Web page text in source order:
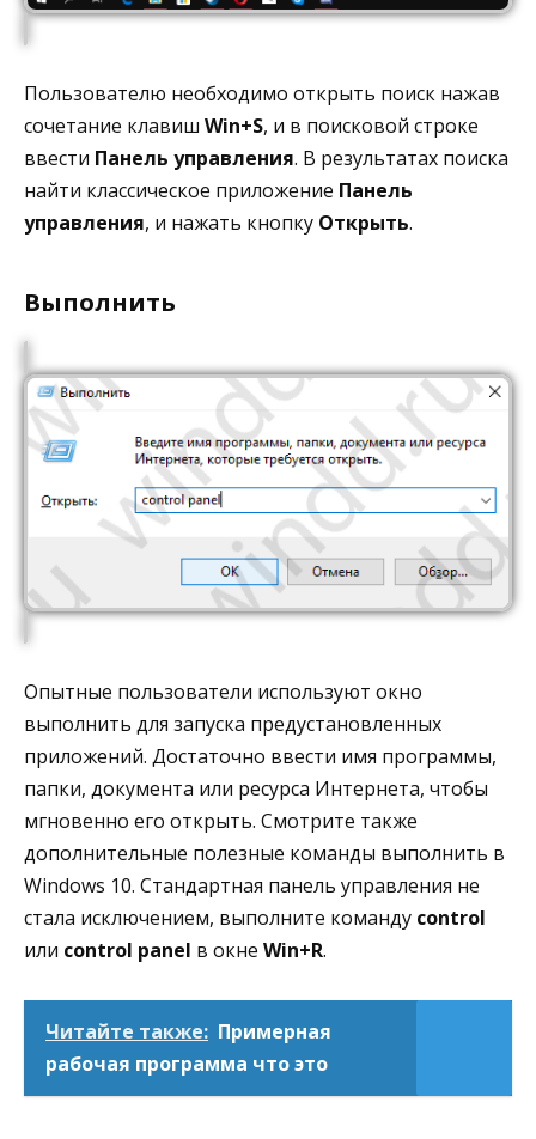
Пользователю необходимо открыть поиск нажав
сочетание клавиш Win+S, и в поисковой строке
ввести Панель управления. В результатах поиска
найти классическое приложение Панель
управления, и нажать кнопку Открыть.
Выполнить
Опытные пользователи используют окно
выполнить для запуска предустановленных
приложений. Достаточно ввести имя программы,
папки, документа или ресурса Интернета, чтобы
мгновенно его открыть. Смотрите также
дополнительные полезные команды выполнить в
Windows 10. Стандартная панель управления не
стала исключением, выполните команду control
или control panel в окне Win+R.
Читайте также: Примерная
рабочая программа что это